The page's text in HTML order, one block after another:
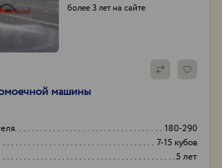
более 3 лет на сайте
машины
180-290
7-15 кубов
5 лет